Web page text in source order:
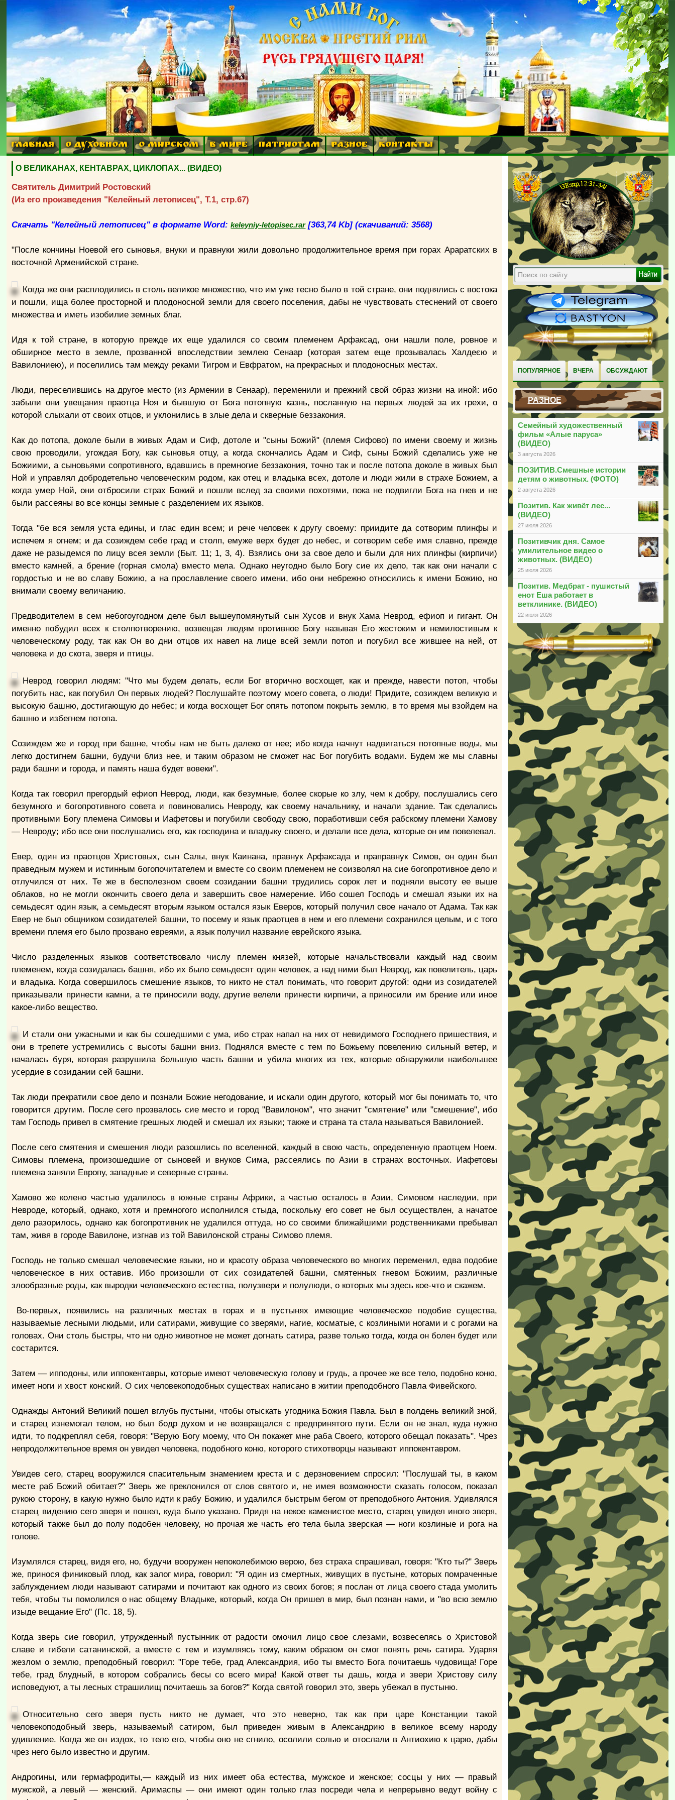
ГЛАВНАЯ О ДУХОВНОМ О МИРСКОМ В МИРЕ ПАТРИОТАМ РАЗНОЕ КОНТАКТЫ
ПОПУЛЯРНОЕ ВЧЕРА ОБСУЖДАЮТ
РАЗНОЕ
Семейный художественный
фильм «Алые паруса»
(ВИДЕО)
3 августа 2026
ПОЗИТИВ.Смешные истории
детям о животных. (ФОТО)
2 августа 2026
Позитив. Как живёт лес...
(ВИДЕО)
27 июля 2026
Позитивчик дня. Самое
умилительное видео о
животных. (ВИДЕО)
25 июля 2026
Позитив. Медбрат - пушистый
енот Еша работает в
ветклинике. (ВИДЕО)
22 июля 2026
О ВЕЛИКАНАХ, КЕНТАВРАХ, ЦИКЛОПАХ... (ВИДЕО)
Святитель Димитрий Ростовский
(Из его произведения "Келейный летописец", Т.1, стр.67)
Скачать "Келейный летописец" в формате Word:keleyniy-letopisec.rar[363,74 Kb] (cкачиваний: 3568)
"После кончины Ноевой его сыновья, внуки и правнуки жили довольно продолжительное время при горах Араратских в
восточной Арменийской стране.
Когда же они расплодились в столь великое множество, что им уже тесно было в той стране, они поднялись с востока
и пошли, ища более просторной и плодоносной земли для своего поселения, дабы не чувствовать стеснений от своего
множества и иметь изобилие земных благ.
Идя к той стране, в которую прежде их еще удалился со своим племенем Арфаксад, они нашли поле, ровное и
обширное место в земле, прозванной впоследствии землею Сенаар (которая затем еще прозывалась Халдеєю и
Вавилониею), и поселились там между реками Тигром и Евфратом, на прекрасных и плодоносных местах.
Люди, переселившись на другое место (из Армении в Сенаар), переменили и прежний свой образ жизни на иной: ибо
забыли они увещания праотца Ноя и бывшую от Бога потопную казнь, посланную на первых людей за их грехи, о
которой слыхали от своих отцов, и уклонились в злые дела и скверные беззакония.
Как до потопа, доколе были в живых Адам и Сиф, дотоле и "сыны Божий" (племя Сифово) по имени своему и жизнь
свою проводили, угождая Богу, как сыновья отцу, а когда скончались Адам и Сиф, сыны Божий сделались уже не
Божиими, а сыновьями сопротивного, вдавшись в премногие беззакония, точно так и после потопа доколе в живых был
Ной и управлял добродетельно человеческим родом, как отец и владыка всех, дотоле и люди жили в страхе Божием, а
когда умер Ной, они отбросили страх Божий и пошли вслед за своими похотями, пока не подвигли Бога на гнев и не
были рассеяны во все концы земные с разделением их языков.
Тогда "бе вся земля уста едины, и глас един всем; и рече человек к другу своему: приидите да сотворим плинфы и
испечем я огнем; и да созиждем себе град и столп, емуже верх будет до небес, и сотворим себе имя славно, прежде
даже не разыдемся по лицу всея земли (Быт. 11; 1, 3, 4). Взялись они за свое дело и были для них плинфы (кирпичи)
вместо камней, а брение (горная смола) вместо мела. Однако неугодно было Богу сие их дело, так как они начали с
гордостью и не во славу Божию, а на прославление своего имени, ибо они небрежно относились к имени Божию, но
внимали своему величанию.
Предводителем в сем небогоугодном деле был вышеупомянутый сын Хусов и внук Хама Неврод, ефиоп и гигант. Он
именно побудил всех к столпотворению, возвещая людям противное Богу называя Его жестоким и немилостивым к
человеческому роду, так как Он во дни отцов их навел на лице всей земли потоп и погубил все жившее на ней, от
человека и до скота, зверя и птицы.
Неврод говорил людям: "Что мы будем делать, если Бог вторично восхощет, как и прежде, навести потоп, чтобы
погубить нас, как погубил Он первых людей? Послушайте поэтому моего совета, о люди! Придите, созиждем великую и
высокую башню, достигающую до небес; и когда восхощет Бог опять потопом покрыть землю, в то время мы взойдем на
башню и избегнем потопа.
Созиждем же и город при башне, чтобы нам не быть далеко от нее; ибо когда начнут надвигаться потопные воды, мы
легко достигнем башни, будучи близ нее, и таким образом не сможет нас Бог погубить водами. Будем же мы славны
ради башни и города, и память наша будет вовеки".
Когда так говорил прегордый ефиоп Неврод, люди, как безумные, более скорые ко злу, чем к добру, послушались сего
безумного и богопротивного совета и повиновались Невроду, как своему начальнику, и начали здание. Так сделались
противными Богу племена Симовы и Иафетовы и погубили свободу свою, поработивши себя рабскому племени Хамову
— Невроду; ибо все они послушались его, как господина и владыку своего, и делали все дела, которые он им повелевал.
Евер, один из праотцов Христовых, сын Салы, внук Каинана, правнук Арфаксада и праправнук Симов, он один был
праведным мужем и истинным богопочитателем и вместе со своим племенем не соизволял на сие богопротивное дело и
отлучился от них. Те же в бесполезном своем созидании башни трудились сорок лет и подняли высоту ее выше
облаков, но не могли окончить своего дела и завершить свое намерение. Ибо сошел Господь и смешал языки их на
семьдесят один язык, а семьдесят вторым языком остался язык Еверов, который получил свое начало от Адама. Так как
Евер не был общником созидателей башни, то посему и язык праотцев в нем и его племени сохранился целым, и с того
времени племя его было прозвано евреями, а язык получил название еврейского языка.
Число разделенных языков соответствовало числу племен князей, которые начальствовали каждый над своим
племенем, когда созидалась башня, ибо их было семьдесят один человек, а над ними был Неврод, как повелитель, царь
и владыка. Когда совершилось смешение языков, то никто не стал понимать, что говорит другой: одни из созидателей
приказывали принести камни, а те приносили воду, другие велели принести кирпичи, а приносили им брение или иное
какое-либо вещество.
И стали они ужасными и как бы сошедшими с ума, ибо страх напал на них от невидимого Господнего пришествия, и
они в трепете устремились с высоты башни вниз. Поднялся вместе с тем по Божьему повелению сильный ветер, и
началась буря, которая разрушила большую часть башни и убила многих из тех, которые обнаружили наибольшее
усердие в созидании сей башни.
Так люди прекратили свое дело и познали Божие негодование, и искали один другого, который мог бы понимать то, что
говорится другим. После сего прозвалось сие место и город "Вавилоном", что значит "смятение" или "смешение", ибо
там Господь привел в смятение грешных людей и смешал их языки; также и страна та стала называться Вавилонией.
После сего смятения и смешения люди разошлись по вселенной, каждый в свою часть, определенную праотцем Ноем.
Симовы племена, произошедшие от сыновей и внуков Сима, рассеялись по Азии в странах восточных. Иафетовы
племена заняли Европу, западные и северные страны.
Хамово же колено частью удалилось в южные страны Африки, а частью осталось в Азии, Симовом наследии, при
Невроде, который, однако, хотя и премногого исполнился стыда, поскольку его совет не был осуществлен, а начатое
дело разорилось, однако как богопротивник не удалился оттуда, но со своими ближайшими родственниками пребывал
там, живя в городе Вавилоне, изгнав из той Вавилонской страны Симово племя.
Господь не только смешал человеческие языки, но и красоту образа человеческого во многих переменил, едва подобие
человеческое в них оставив. Ибо произошли от сих созидателей башни, смятенных гневом Божиим, различные
злообразные роды, как выродки человеческого естества, полузвери и полулюди, о которых мы здесь кое-что и скажем.
Во-первых, появились на различных местах в горах и в пустынях имеющие человеческое подобие существа,
называемые лесными людьми, или сатирами, живущие со зверями, нагие, косматые, с козлиными ногами и с рогами на
головах. Они столь быстры, что ни одно животное не может догнать сатира, разве только тогда, когда он болен будет или
состарится.
Затем — ипподоны, или иппокентавры, которые имеют человеческую голову и грудь, а прочее же все тело, подобно коню,
имеет ноги и хвост конский. О сих человекоподобных существах написано в житии преподобного Павла Фивейского.
Однажды Антоний Великий пошел вглубь пустыни, чтобы отыскать угодника Божия Павла. Был в полдень великий зной,
и старец изнемогал телом, но был бодр духом и не возвращался с предпринятого пути. Если он не знал, куда нужно
идти, то подкреплял себя, говоря: "Верую Богу моему, что Он покажет мне раба Своего, которого обещал показать". Чрез
непродолжительное время он увидел человека, подобного коню, которого стихотворцы называют иппокентавром.
Увидев сего, старец вооружился спасительным знамением креста и с дерзновением спросил: "Послушай ты, в каком
месте раб Божий обитает?" Зверь же преклонился от слов святого и, не имея возможности сказать голосом, показал
рукою сторону, в какую нужно было идти к рабу Божию, и удалился быстрым бегом от преподобного Антония. Удивлялся
старец видению сего зверя и пошел, куда было указано. Придя на некое каменистое место, старец увидел иного зверя,
который также был до полу подобен человеку, но прочая же часть его тела была зверская — ноги козлиные и рога на
голове.
Изумлялся старец, видя его, но, будучи вооружен непоколебимою верою, без страха спрашивал, говоря: "Кто ты?" Зверь
же, принося финиковый плод, как залог мира, говорил: "Я один из смертных, живущих в пустыне, которых помраченные
заблуждением люди называют сатирами и почитают как одного из своих богов; я послан от лица своего стада умолить
тебя, чтобы ты помолился о нас общему Владыке, который, когда Он пришел в мир, был познан нами, и "во всю землю
изыде вещание Его" (Пс. 18, 5).
Когда зверь сие говорил, утружденный пустынник от радости омочил лицо свое слезами, возвеселясь о Христовой
славе и гибели сатанинской, а вместе с тем и изумляясь тому, каким образом он смог понять речь сатира. Ударяя
жезлом о землю, преподобный говорил: "Горе тебе, град Александрия, ибо ты вместо Бога почитаешь чудовища! Горе
тебе, град блудный, в котором собрались бесы со всего мира! Какой ответ ты дашь, когда и звери Христову силу
исповедуют, а ты лесных страшилищ почитаешь за богов?" Когда святой говорил это, зверь убежал в пустыню.
Относительно сего зверя пусть никто не думает, что это неверно, так как при царе Констанции такой
человекоподобный зверь, называемый сатиром, был приведен живым в Александрию в великое всему народу
удивление. Когда же он издох, то тело его, чтобы оно не сгнило, осолили солью и отослали в Антиохию к царю, дабы
чрез него было известно и другим.
Андрогины, или гермафродиты,— каждый из них имеет оба естества, мужское и женское; сосцы у них — правый
мужской, а левый — женский. Аримаспы — они имеют один только глаз посреди чела и непрерывно ведут войну с